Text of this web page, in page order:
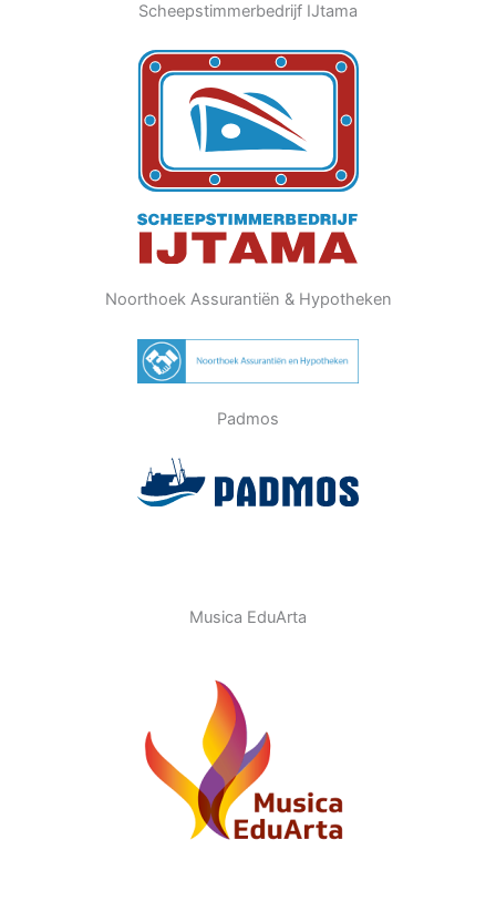
Scheepstimmerbedrijf IJtama
Noorthoek Assurantiën & Hypotheken
Padmos
Musica EduArta